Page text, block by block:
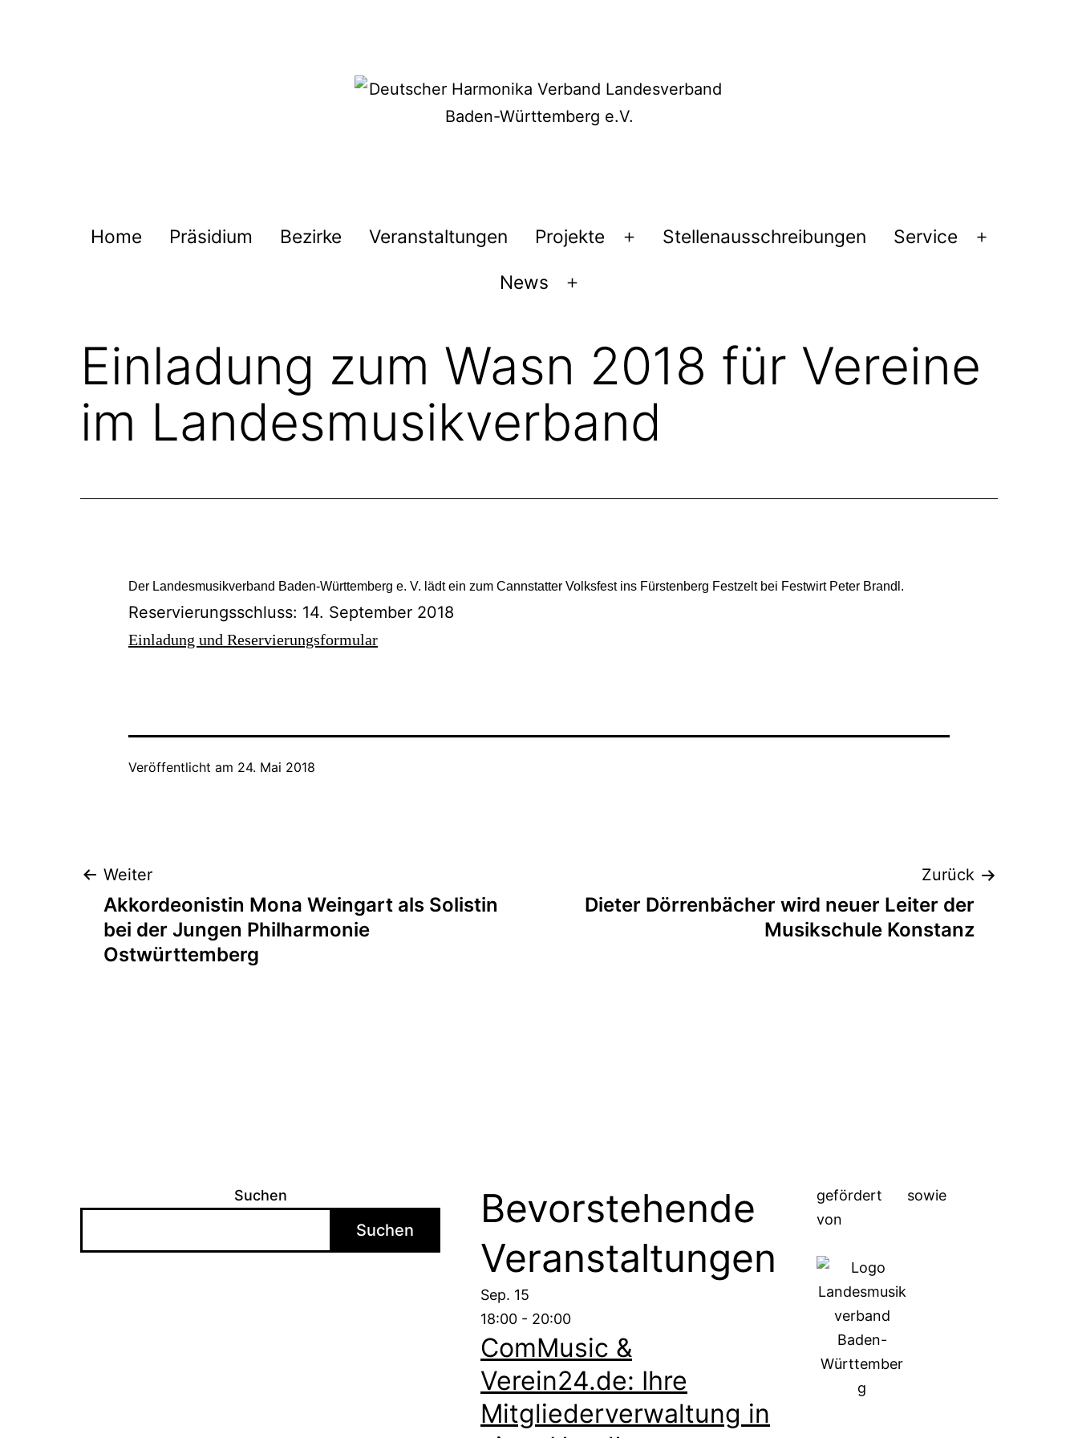
Home Präsidium Bezirke Veranstaltungen Projekte
MenüStellenausschreibungen Service
Menü
News
Menü
Einladung zum Wasn 2018 für Vereine
im Landesmusikverband
Der Landesmusikverband Baden-Württemberg e. V. lädt ein zum Cannstatter Volksfest ins Fürstenberg Festzelt bei Festwirt Peter Brandl.
Reservierungsschluss: 14. September 2018
Einladung und Reservierungsformular
Veröffentlicht am 24. Mai 2018
Beitragsnavigation
Weiter
Akkordeonistin Mona Weingart als Solistin
bei der Jungen Philharmonie
Ostwürttemberg
Zurück
Dieter Dörrenbächer wird neuer Leiter der
Musikschule Konstanz
Suchen
Suchen
Bevorstehende
Veranstaltungen
Sep. 15
18:00 - 20:00
ComMusic &
Verein24.de: Ihre
Mitgliederverwaltung in
gefördert
von
sowie